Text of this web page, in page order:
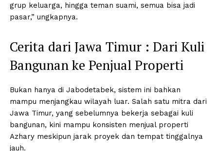
grup keluarga, hingga teman suami, semua bisa jadi
pasar,” ungkapnya.
Cerita dari Jawa Timur : Dari Kuli
Bangunan ke Penjual Properti
Bukan hanya di Jabodetabek, sistem ini bahkan
mampu menjangkau wilayah luar. Salah satu mitra dari
Jawa Timur, yang sebelumnya bekerja sebagai kuli
bangunan, kini mampu konsisten menjual properti
Azhary meskipun jarak proyek dan tempat tinggalnya
jauh.